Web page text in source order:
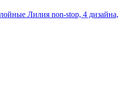
Лилия non-stop, 4 дизайна,